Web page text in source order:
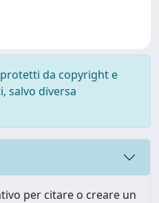
da copyright e
salvo diversa
per citare o creare un